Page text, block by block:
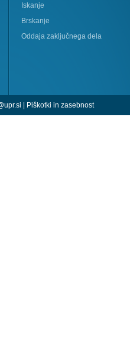
Iskanje
Brskanje
Oddaja zaključnega dela
| Piškotki in zasebnost